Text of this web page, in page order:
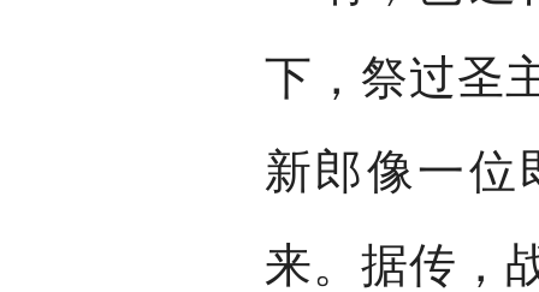
下，祭过圣
新郎像一位
来。据传，